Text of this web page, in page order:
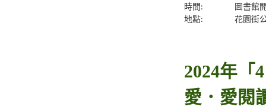
時間:
圖書館
地點:
花園街
2024年「
愛．愛閱